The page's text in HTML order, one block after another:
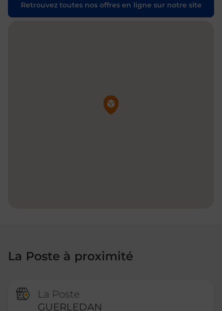
Retrouvez toutes nos offres en ligne sur notre site
Pin de la carte
La Poste à proximité
La Poste
GUERLEDAN